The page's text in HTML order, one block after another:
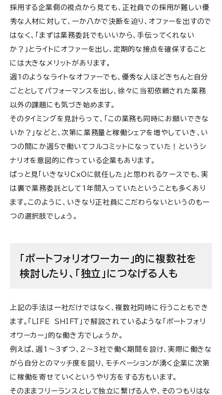
採用する企業側の視点から見ても、正社員での採用が難しい優
秀な人材に対して、一か八かで決断を迫り、オファーを出すので
はなく、「まずは業務委託でもいいから、手伝ってくれない
か？」とライトにオファーを出し、定期的な接点を確保すること
には大きなメリットがあります。
週1のようなライトなオファーでも、優秀な人ほどきちんと自分
ごととしてパフォーマンスを出し、徐々に当初依頼された業務
以外の課題にも気づき始めます。
そのタイミングを見計らって、「この業務も同時にお願いできな
いか？」などと、次第に業務量と稼働シェアを増やしていき、い
つの間にか週5で働いてフルコミットになっていた！というシ
ナリオを意図的に作っている企業もあります。
ぱっと見「いきなりCxOに就任した」と思われるケースでも、実
は裏で業務委託として1年間入っていたということも多くあり
ます。このように、いきなり正社員にこだわらないというのも一
つの選択肢でしょう。
「ポートフォリオワーカー」的に複数社を
検討したり、「独立」につなげる人も
上記の手法は一社だけではなく、複数社同時に行うこともでき
ます。「ＬＩＦＥ ＳＨＩＦＴ」で解説されているような「ポートフォリ
オワーカー」的な働き方でしょうか。
例えば、週1～3ずつ、2～3社で働く期間を設け、実際に働きな
がら自分とのマッチ度を図り、モチベーションが湧く企業に次第
に稼働を寄せていくというやり方をする方もいます。
そのままフリーランスとして独立に繋げる人や、そのつもりはな